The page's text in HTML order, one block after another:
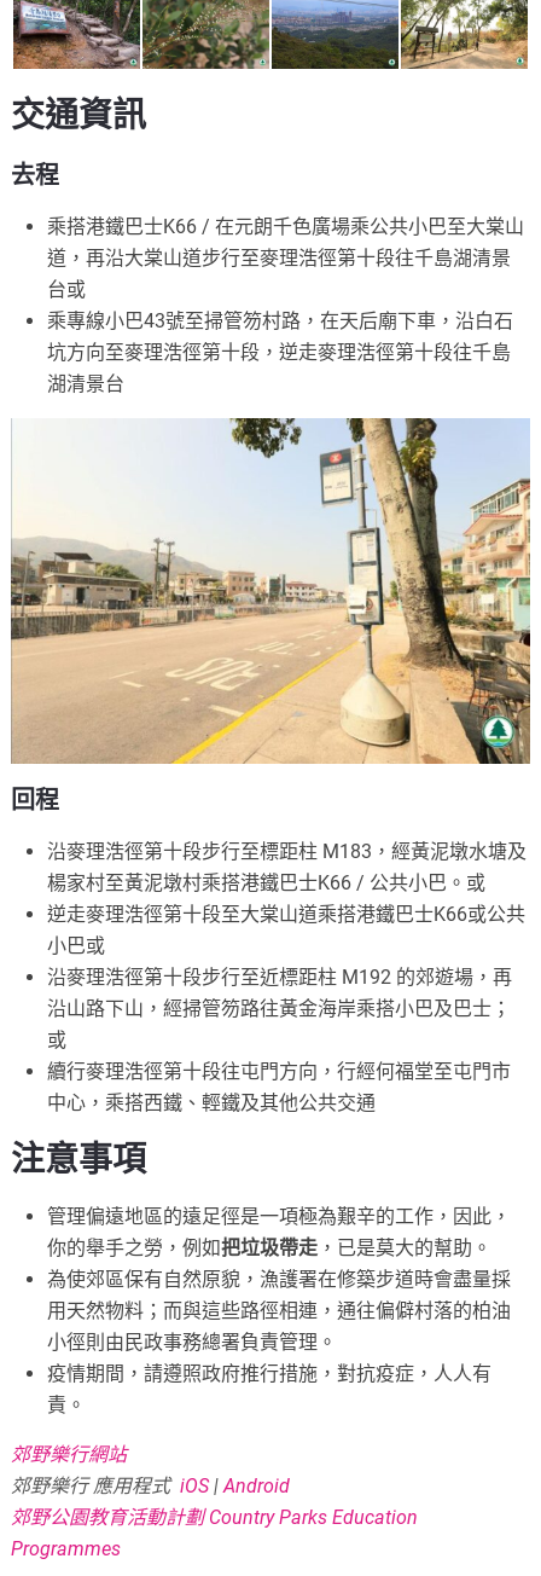
交通資訊
去程
乘搭港鐵巴士K66 / 在元朗千色廣場乘公共小巴至大棠山
道，再沿大棠山道步行至麥理浩徑第十段往千島湖清景
台或
乘專線小巴43號至掃管笏村路，在天后廟下車，沿白石
坑方向至麥理浩徑第十段，逆走麥理浩徑第十段往千島
湖清景台
回程
沿麥理浩徑第十段步行至標距柱 M183，經黃泥墩水塘及
楊家村至黃泥墩村乘搭港鐵巴士K66 / 公共小巴。或
逆走麥理浩徑第十段至大棠山道乘搭港鐵巴士K66或公共
小巴或
沿麥理浩徑第十段步行至近標距柱 M192 的郊遊場，再
沿山路下山，經掃管笏路往黃金海岸乘搭小巴及巴士；
或
續行麥理浩徑第十段往屯門方向，行經何福堂至屯門市
中心，乘搭西鐵、輕鐵及其他公共交通
注意事項
管理偏遠地區的遠足徑是一項極為艱辛的工作，因此，
你的舉手之勞，例如把垃圾帶走 ，已是莫大的幫助。
為使郊區保有自然原貌，漁護署在修築步道時會盡量採
用天然物料；而與這些路徑相連，通往偏僻村落的柏油
小徑則由民政事務總署負責管理。
疫情期間，請遵照政府推行措施，對抗疫症，人人有
責。
郊野樂行網站
郊野樂行 應用程式iOS|Android
郊野公園教育活動計劃 Country Parks Education
Programmes